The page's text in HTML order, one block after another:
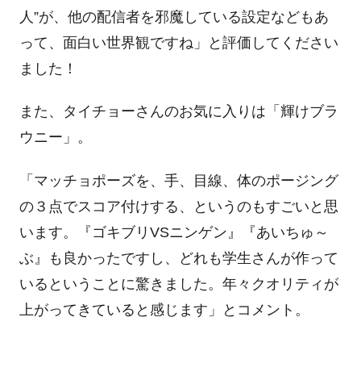
人”が、他の配信者を邪魔している設定などもあ
って、面白い世界観ですね」と評価してください
ました！
また、タイチョーさんのお気に入りは「輝けブラ
ウニー」。
「マッチョポーズを、手、目線、体のポージング
の３点でスコア付けする、というのもすごいと思
います。『ゴキブリVSニンゲン』『あいちゅ～
ぶ』も良かったですし、どれも学生さんが作って
いるということに驚きました。年々クオリティが
上がってきていると感じます」とコメント。